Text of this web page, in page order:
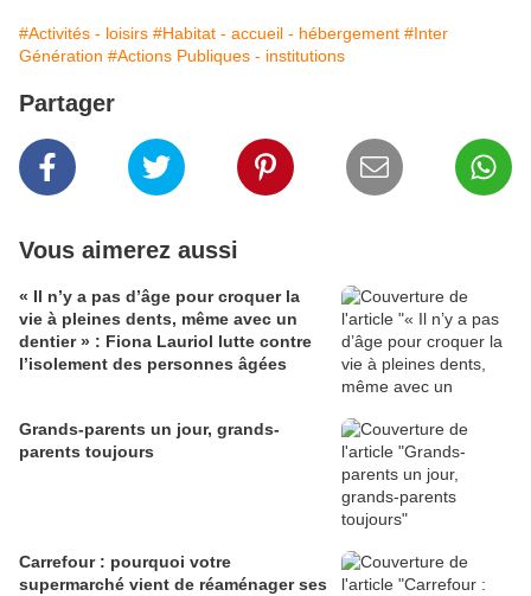
#Activités - loisirs #Habitat - accueil - hébergement #Inter
Génération #Actions Publiques - institutions
Partager
Vous aimerez aussi
« Il n’y a pas d’âge pour croquer la
vie à pleines dents, même avec un
dentier » : Fiona Lauriol lutte contre
l’isolement des personnes âgées
Grands-parents un jour, grands-
parents toujours
Carrefour : pourquoi votre
supermarché vient de réaménager ses